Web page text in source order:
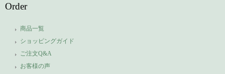
Order
商品一覧
ショッピングガイド
ご注文Q&A
お客様の声